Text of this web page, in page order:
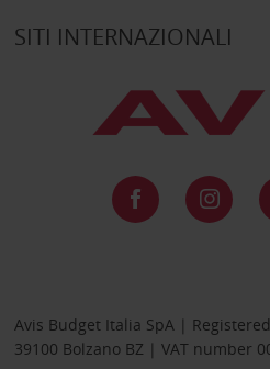
SITI INTERNAZIONALI
Avis Budget Italia SpA |
39100 Bolzano BZ | VAT number